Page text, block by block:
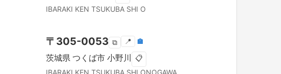
IBARAKI KEN TSUKUBA SHI O
〒 305-0053 ⧉ 📍 🏣
茨城県 つくば市 小野川 📋
IBARAKI KEN TSUKUBA SHI ONOGAWA